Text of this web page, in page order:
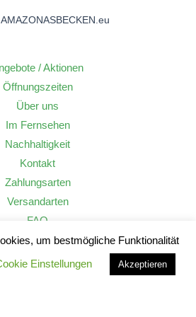
/ Aktionen
Öffnungszeiten
Über uns
Im Fernsehen
Nachhaltigkeit
Kontakt
Zahlungsarten
Versandarten
FAQ
Widerrufsrecht
AGB
um bestmögliche Funktionalität
Einstellungen Akzeptieren